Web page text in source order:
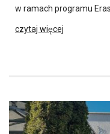
w ramach programu
czytaj więcej